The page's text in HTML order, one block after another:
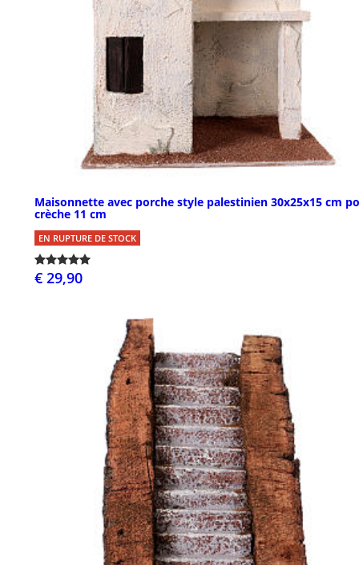
Maisonnette avec porche style palestinien 30x25x15 cm
crèche 11 cm
EN RUPTURE DE STOCK
€ 29,90